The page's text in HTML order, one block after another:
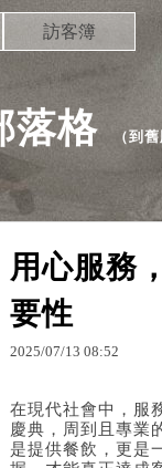
落格 （到舊
訪客簿
用心服務
要性
2025/07/13 08:52
在現代社會中，服
慶典，周到且專業
是提供餐飲，更是